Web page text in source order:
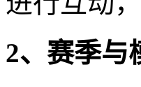
2、赛季与